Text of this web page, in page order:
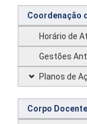
Coordenação
Horário de
Gestões
Planos de
Corpo Docente